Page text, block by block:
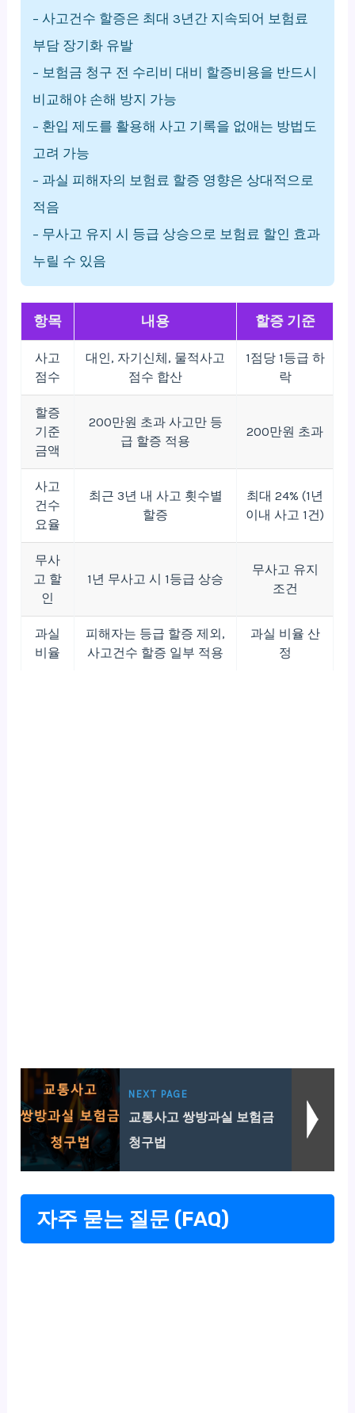
– 사고건수 할증은 최대 3년간 지속되어 보험료
부담 장기화 유발
– 보험금 청구 전 수리비 대비 할증비용을 반드시
비교해야 손해 방지 가능
– 환입 제도를 활용해 사고 기록을 없애는 방법도
고려 가능
– 과실 피해자의 보험료 할증 영향은 상대적으로
적음
– 무사고 유지 시 등급 상승으로 보험료 할인 효과
누릴 수 있음
항목 내용 할증 기준
사고
점수
대인, 자기신체, 물적사고
점수 합산
1점당 1등급 하
락
할증
기준
금액
200만원 초과 사고만 등
급 할증 적용
200만원 초과
사고
건수
요율
최근 3년 내 사고 횟수별
할증
최대 24% (1년
이내 사고 1건)
무사
고 할
인
1년 무사고 시 1등급 상승
무사고 유지
조건
과실
비율
피해자는 등급 할증 제외,
사고건수 할증 일부 적용
과실 비율 산
정
NEXT PAGE
교통사고 쌍방과실 보험금
청구법
자주 묻는 질문 (FAQ)